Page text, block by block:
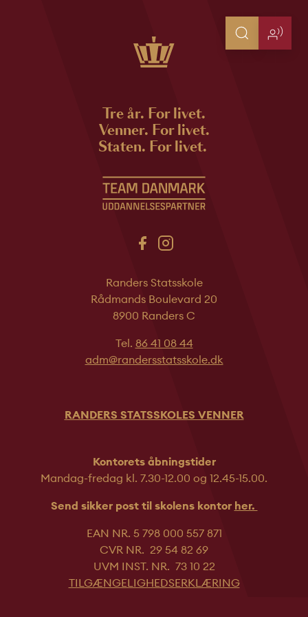
Tre år. For livet.
Venner. For livet.
Staten. For livet.
Randers Statsskole
Rådmands Boulevard 20
8900 Randers C
Tel. 86 41 08 44
adm@randersstatsskole.dk
RANDERS STATSSKOLES VENNER
Kontorets åbningstider
Mandag-fredag kl. 7.30-12.00 og 12.45-15.00.
Send sikker post til skolens kontor her.
EAN NR. 5 798 000 557 871
CVR NR. 29 54 82 69
UVM INST. NR. 73 10 22
TILGÆNGELIGHEDSERKLÆRING